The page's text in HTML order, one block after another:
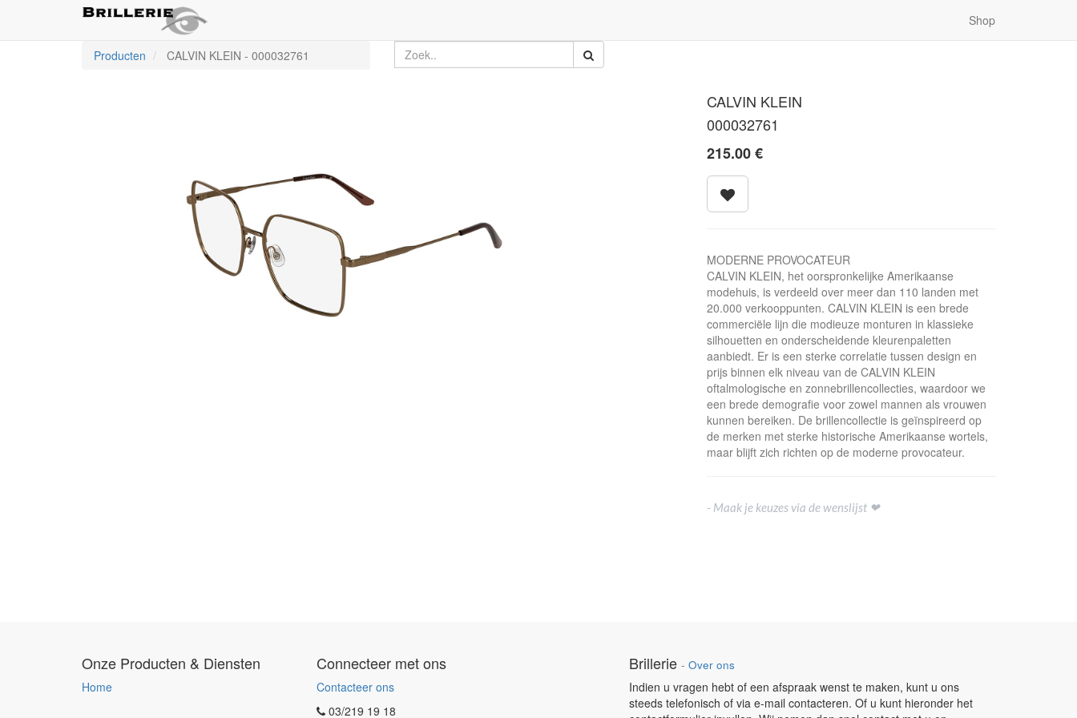
Shop
Producten CALVIN KLEIN - 000032761
CALVIN KLEIN
000032761
215.00€
MODERNE PROVOCATEUR
CALVIN KLEIN, het oorspronkelijke Amerikaanse
modehuis, is verdeeld over meer dan 110 landen met
20.000 verkooppunten. CALVIN KLEIN is een brede
commerciële lijn die modieuze monturen in klassieke
silhouetten en onderscheidende kleurenpaletten
aanbiedt. Er is een sterke correlatie tussen design en
prijs binnen elk niveau van de CALVIN KLEIN
oftalmologische en zonnebrillencollecties, waardoor we
een brede demografie voor zowel mannen als vrouwen
kunnen bereiken. De brillencollectie is geïnspireerd op
de merken met sterke historische Amerikaanse wortels,
maar blijft zich richten op de moderne provocateur.
- Maak je keuzes via de wenslijst ❤
Onze Producten & Diensten
Home
Connecteer met ons
Contacteer ons
03/219 19 18
Brillerie - Over ons
Indien u vragen hebt of een afspraak wenst te maken, kunt u ons
steeds telefonisch of via e-mail contacteren. Of u kunt hieronder het